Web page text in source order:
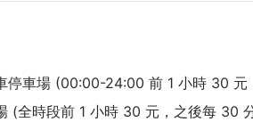
停車場 (00:00-24:00 前 1 小時 30 元
(全時段前 1 小時 30 元，之後每 30